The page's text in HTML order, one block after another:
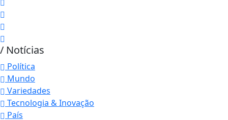
/ Notícias
Política
Mundo
Variedades
Tecnologia & Inovação
País